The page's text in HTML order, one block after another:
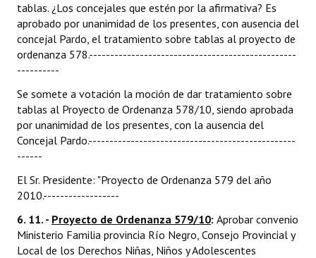
tablas. ¿Los concejales que estén por la afirmativa? Es
aprobado por unanimidad de los presentes, con ausencia del
concejal Pardo, el tratamiento sobre tablas al proyecto de
ordenanza 578.-------------------------------------------------
----------
Se somete a votación la moción de dar tratamiento sobre
tablas al Proyecto de Ordenanza 578/10, siendo aprobada
por unanimidad de los presentes, con la ausencia del
Concejal Pardo.-------------------------------------------------
------
El Sr. Presidente: "Proyecto de Ordenanza 579 del año
2010.------------------
6. 11. - Proyecto de Ordenanza 579/10:  Aprobar convenio
Ministerio Familia provincia Río Negro, Consejo Provincial y
Local de los Derechos Niñas, Niños y Adolescentes